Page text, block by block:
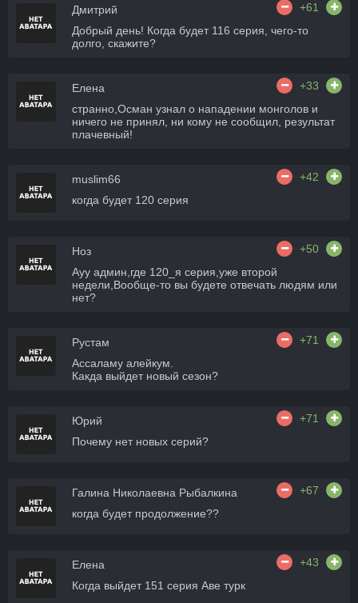
Дмитрий
+61
Добрый день! Когда будет 116 серия, чего-то
долго, скажите?
Елена
+33
странно,Осман узнал о нападении монголов и
ничего не принял, ни кому не сообщил, результат
плачевный!
muslim66
+42
когда будет 120 серия
Ноз
+50
Ауу админ,где 120_я серия,уже второй
недели,Вообще-то вы будете отвечать людям или
нет?
Рустам
+71
Ассаламу алейкум.
Какда выйдет новый сезон?
Юрий
+71
Почему нет новых серий?
Галина Николаевна Рыбалкина
+67
когда будет продолжение??
Елена
+43
Когда выйдет 151 серия Аве турк